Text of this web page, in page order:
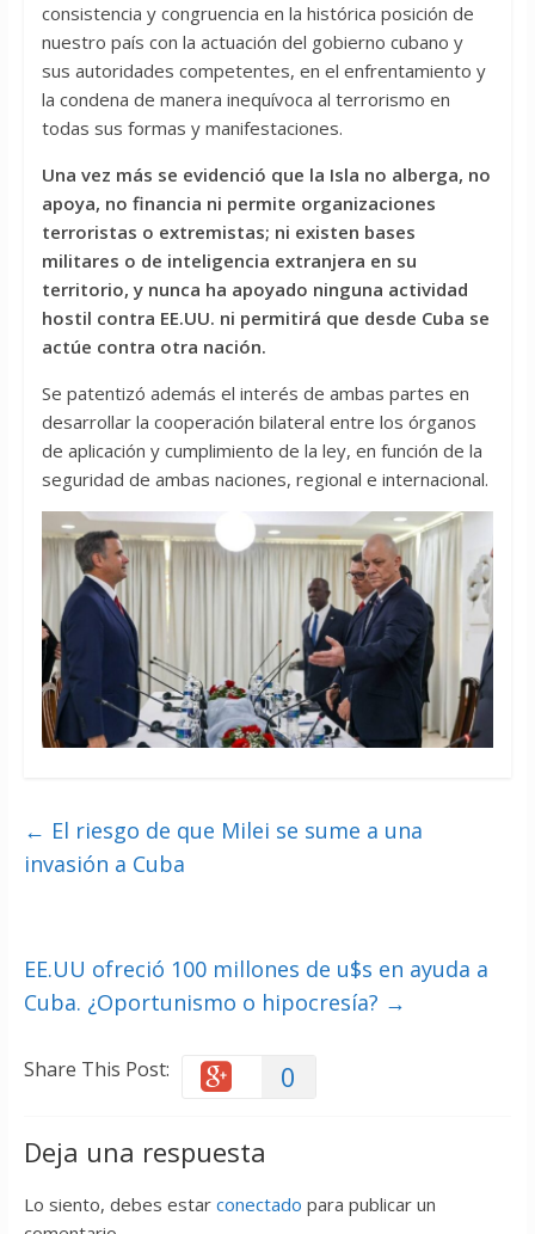
consistencia y congruencia en la histórica posición de
nuestro país con la actuación del gobierno cubano y
sus autoridades competentes, en el enfrentamiento y
la condena de manera inequívoca al terrorismo en
todas sus formas y manifestaciones.
Una vez más se evidenció que la Isla no alberga, no
apoya, no financia ni permite organizaciones
terroristas o extremistas; ni existen bases
militares o de inteligencia extranjera en su
territorio, y nunca ha apoyado ninguna actividad
hostil contra EE.UU. ni permitirá que desde Cuba se
actúe contra otra nación.
Se patentizó además el interés de ambas partes en
desarrollar la cooperación bilateral entre los órganos
de aplicación y cumplimiento de la ley, en función de la
seguridad de ambas naciones, regional e internacional.
← El riesgo de que Milei se sume a una
invasión a Cuba
EE.UU ofreció 100 millones de u$s en ayuda a
Cuba. ¿Oportunismo o hipocresía? →
Share This Post: 0
Deja una respuesta
Lo siento, debes estar conectado para publicar un